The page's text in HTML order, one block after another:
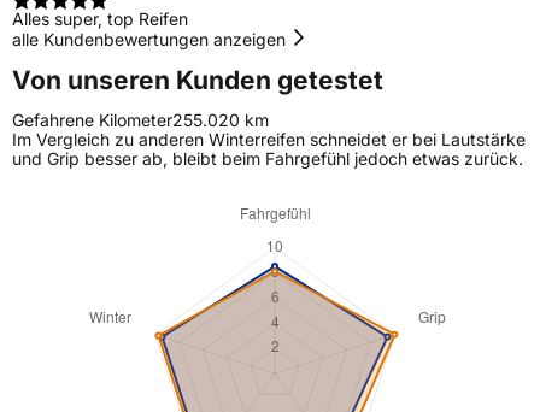
Alles super, top Reifen
alle Kundenbewertungen anzeigen
Von unseren Kunden getestet
Gefahrene Kilometer255.020 km
Im Vergleich zu anderen Winterreifen schneidet er bei Lautstärke
und Grip besser ab, bleibt beim Fahrgefühl jedoch etwas zurück.